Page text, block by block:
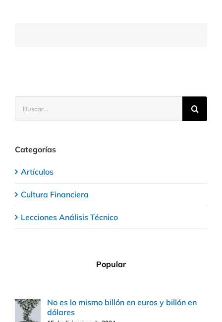
Categorías
Artículos
Cultura Financiera
Lecciones Análisis Técnico
Popular
No es lo mismo billón en euros y billón en
dólares